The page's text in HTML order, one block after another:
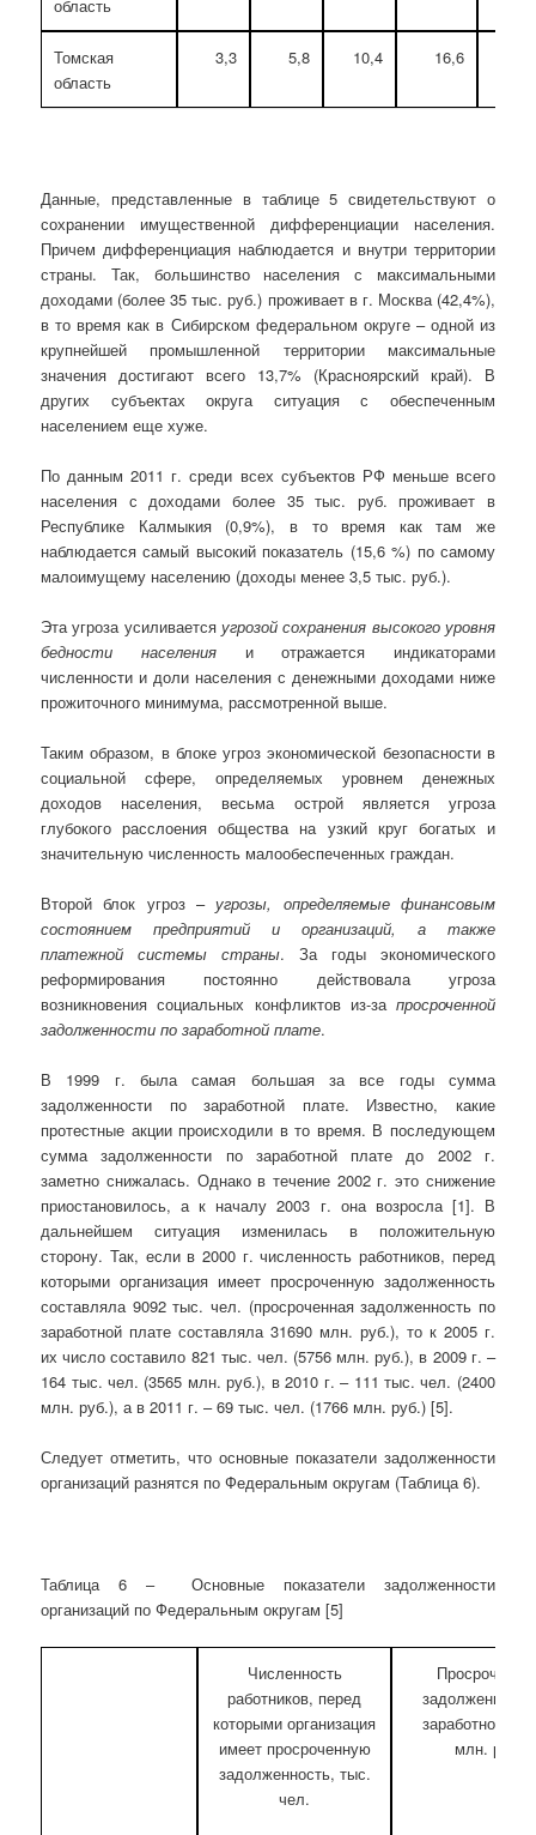
область
Томская
область
3,3 5,8 10,4 16,6
Данные, представленные в таблице 5 свидетельствуют о
сохранении имущественной дифференциации населения.
Причем дифференциация наблюдается и внутри территории
страны. Так, большинство населения с максимальными
доходами (более 35 тыс. руб.) проживает в г. Москва (42,4%),
в то время как в Сибирском федеральном округе – одной из
крупнейшей промышленной территории максимальные
значения достигают всего 13,7% (Красноярский край). В
других субъектах округа ситуация с обеспеченным
населением еще хуже.
По данным 2011 г. среди всех субъектов РФ меньше всего
населения с доходами более 35 тыс. руб. проживает в
Республике Калмыкия (0,9%), в то время как там же
наблюдается самый высокий показатель (15,6 %) по самому
малоимущему населению (доходы менее 3,5 тыс. руб.).
Эта угроза усиливаетсяугрозой сохранения высокого уровня
бедности населенияи отражается индикаторами
численности и доли населения с денежными доходами ниже
прожиточного минимума, рассмотренной выше.
Таким образом, в блоке угроз экономической безопасности в
социальной сфере, определяемых уровнем денежных
доходов населения, весьма острой является угроза
глубокого расслоения общества на узкий круг богатых и
значительную численность малообеспеченных граждан.
Второй блок угроз –угрозы, определяемые финансовым
состоянием предприятий и организаций, а также
платежной системы страны. За годы экономического
реформирования постоянно действовала угроза
возникновения социальных конфликтов из-за просроченной
задолженности по заработной плате.
В 1999 г. была самая большая за все годы сумма
задолженности по заработной плате. Известно, какие
протестные акции происходили в то время. В последующем
сумма задолженности по заработной плате до 2002 г.
заметно снижалась. Однако в течение 2002 г. это снижение
приостановилось, а к началу 2003 г. она возросла [1]. В
дальнейшем ситуация изменилась в положительную
сторону. Так, если в 2000 г. численность работников, перед
которыми организация имеет просроченную задолженность
составляла 9092 тыс. чел. (просроченная задолженность по
заработной плате составляла 31690 млн. руб.), то к 2005 г.
их число составило 821 тыс. чел. (5756 млн. руб.), в 2009 г. –
164 тыс. чел. (3565 млн. руб.), в 2010 г. – 111 тыс. чел. (2400
млн. руб.), а в 2011 г. – 69 тыс. чел. (1766 млн. руб.) [5].
Следует отметить, что основные показатели задолженности
организаций разнятся по Федеральным округам (Таблица 6).
Таблица 6 – Основные показатели задолженности
организаций по Федеральным округам [5]
Численность
работников, перед
которыми организация
имеет просроченную
задолженность, тыс.
чел.
заработной
млн. руб.